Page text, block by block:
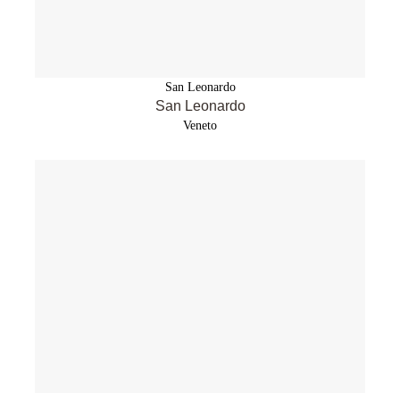
San Leonardo
San Leonardo
Veneto